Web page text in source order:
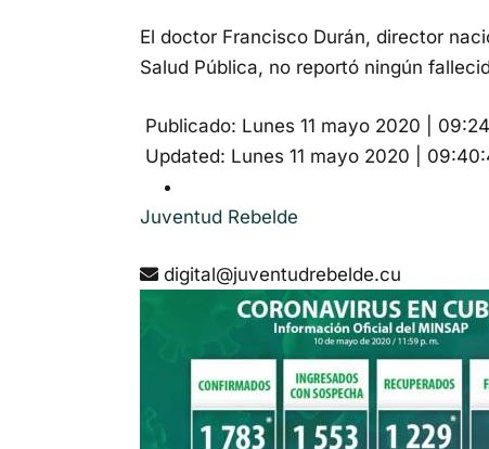
El doctor Francisco Durán, director
Salud Pública, no reportó ningún
Publicado: Lunes 11 mayo 2020 |
Updated: Lunes 11 mayo 2020 |
Juventud Rebelde
digital@juventudrebelde.cu